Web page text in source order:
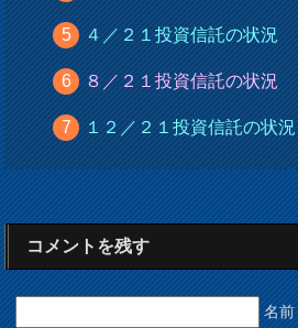
４／２１投資信託の状況
８／２１投資信託の状況
１２／２１投資信託の状況
コメントを残す
名前